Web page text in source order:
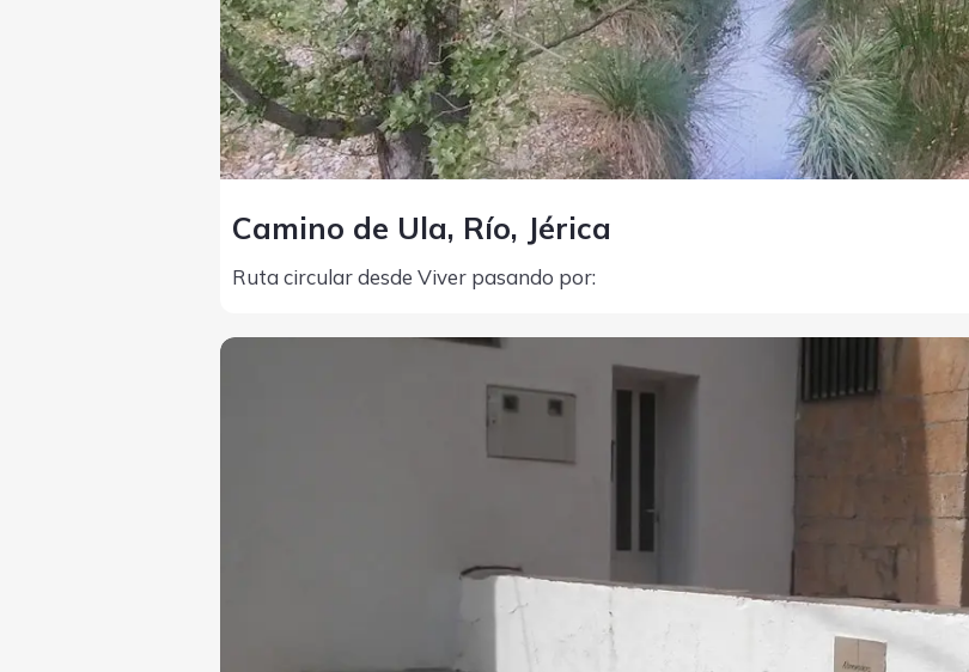
Camino de Ula, Río, Jérica
Ruta circular desde Viver pasando por: